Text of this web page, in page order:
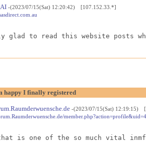
-(2023/07/15(Sat) 12:20:42) [107.152.33.*]
glad to read this website posts
happy I finally registered
-(2023/07/15(Sat) 12:19:15)
is one of the so much vital